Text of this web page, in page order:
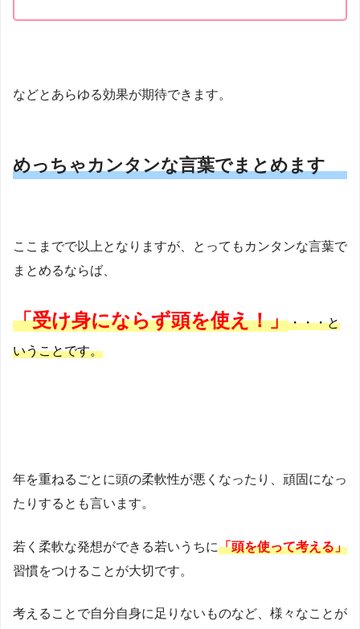
などとあらゆる効果が期待できます。
めっちゃカンタンな言葉でまとめます
ここまでで以上となりますが、とってもカンタンな言葉で
まとめるならば、
「受け身にならず頭を使え！」・・・と
いうことです。
年を重ねるごとに頭の柔軟性が悪くなったり、頑固になっ
たりするとも言います。
若く柔軟な発想ができる若いうちに「頭を使って考える」
習慣をつけることが大切です。
考えることで自分自身に足りないものなど、様々なことが